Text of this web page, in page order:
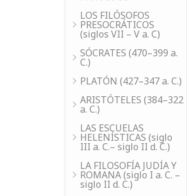
LOS FILÓSOFOS
PRESOCRÁTICOS
(siglos VII – V a. C)
SÓCRATES (470–399 a.
C.)
PLATÓN (427–347 a. C.)
ARISTÓTELES (384–322
a. C.)
LAS ESCUELAS
HELENÍSTICAS (siglo
III a. C.– siglo II d. C.)
LA FILOSOFÍA JUDÍA Y
ROMANA (siglo I a. C. –
siglo II d. C.)